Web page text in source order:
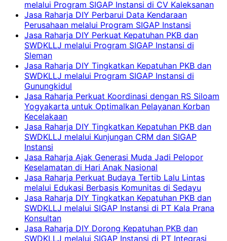
melalui Program SIGAP Instansi di CV Kaleksanan
Jasa Raharja DIY Perbarui Data Kendaraan
Perusahaan melalui Program SIGAP Instansi
Jasa Raharja DIY Perkuat Kepatuhan PKB dan
SWDKLLJ melalui Program SIGAP Instansi di
Sleman
Jasa Raharja DIY Tingkatkan Kepatuhan PKB dan
SWDKLLJ melalui Program SIGAP Instansi di
Gunungkidul
Jasa Raharja Perkuat Koordinasi dengan RS Siloam
Yogyakarta untuk Optimalkan Pelayanan Korban
Kecelakaan
Jasa Raharja DIY Tingkatkan Kepatuhan PKB dan
SWDKLLJ melalui Kunjungan CRM dan SIGAP
Instansi
Jasa Raharja Ajak Generasi Muda Jadi Pelopor
Keselamatan di Hari Anak Nasional
Jasa Raharja Perkuat Budaya Tertib Lalu Lintas
melalui Edukasi Berbasis Komunitas di Sedayu
Jasa Raharja DIY Tingkatkan Kepatuhan PKB dan
SWDKLLJ melalui SIGAP Instansi di PT Kala Prana
Konsultan
Jasa Raharja DIY Dorong Kepatuhan PKB dan
SWDKLLJ melalui SIGAP Instansi di PT Integrasi